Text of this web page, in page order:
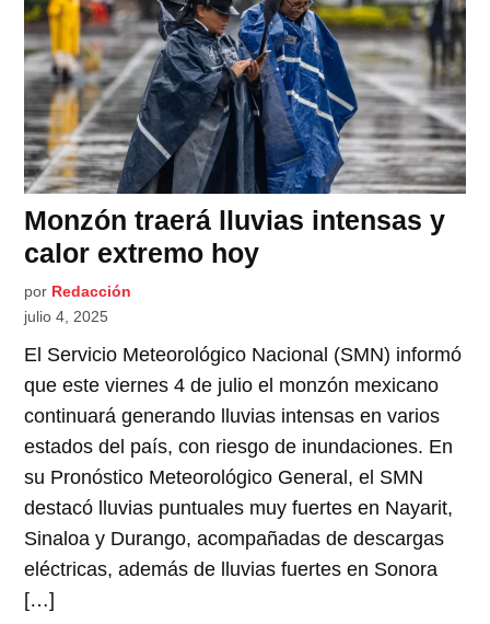
Monzón traerá lluvias intensas y
calor extremo hoy
por Redacción
julio 4, 2025
El Servicio Meteorológico Nacional (SMN) informó
que este viernes 4 de julio el monzón mexicano
continuará generando lluvias intensas en varios
estados del país, con riesgo de inundaciones. En
su Pronóstico Meteorológico General, el SMN
destacó lluvias puntuales muy fuertes en Nayarit,
Sinaloa y Durango, acompañadas de descargas
eléctricas, además de lluvias fuertes en Sonora
[…]